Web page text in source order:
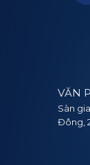
VĂN
Sàn
Đông,